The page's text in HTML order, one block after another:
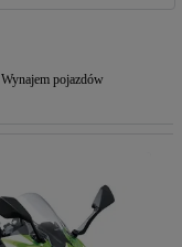
Wynajem pojazdów